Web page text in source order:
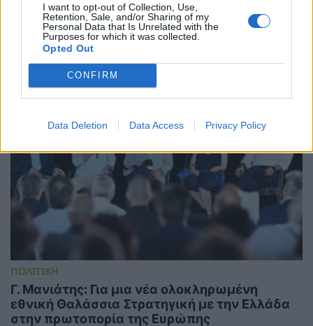
I want to opt-out of Collection, Use,
Retention, Sale, and/or Sharing of my
Personal Data that Is Unrelated with the
Purposes for which it was collected.
Opted Out
CONFIRM
Data Deletion Data Access Privacy Policy
Γυρίσματα σε προστατευόμενες περιοχές και
βιώσιμες πρακτικές κινηματογράφησης
29/07/2026 - 15:44
ΠΟΛΙΤΙΚΗ
Γ. Μανιάτης: Για μια νέα ολοκληρωμένη
εθνική Θαλάσσια Στρατηγική με την Ελλάδα
στην πρωτοπορία της Ευρώπης